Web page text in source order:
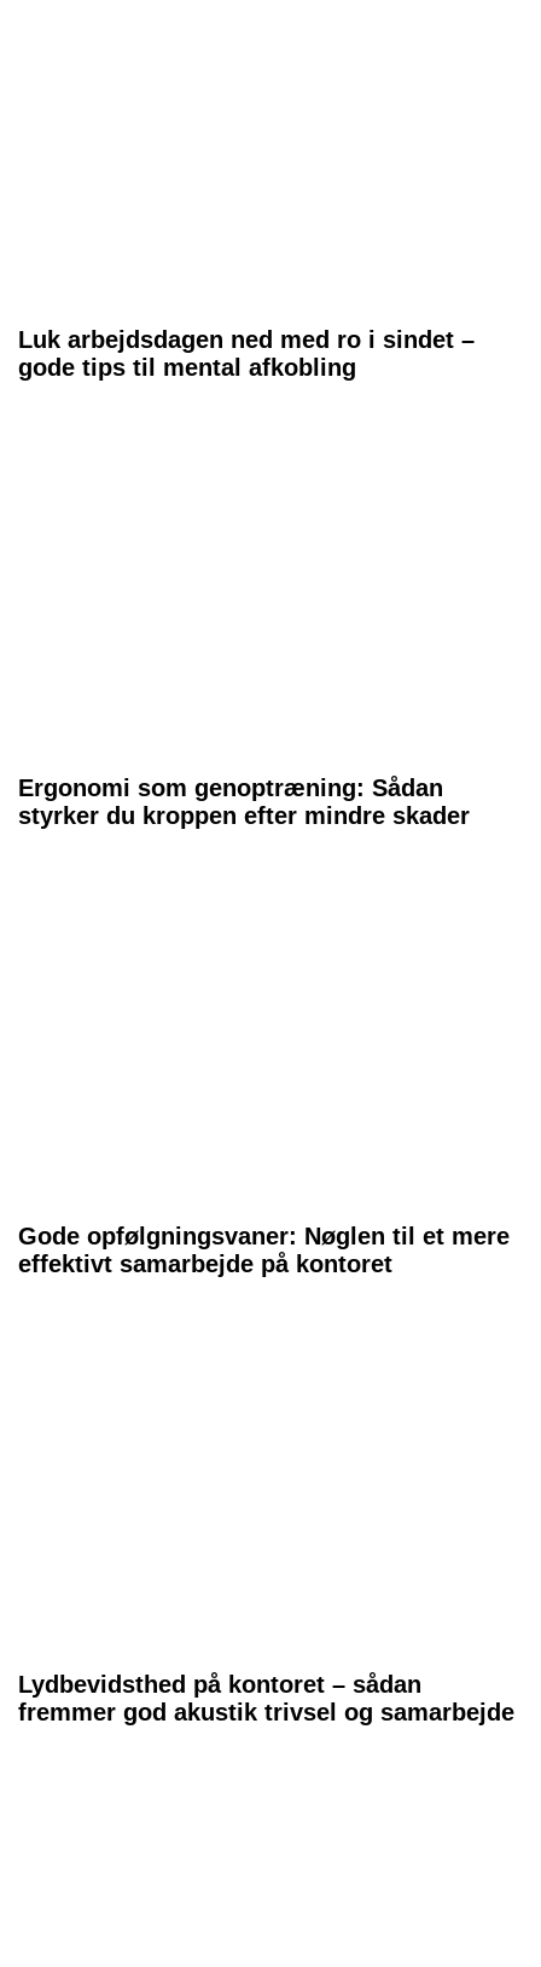
Luk arbejdsdagen ned med ro i sindet –
gode tips til mental afkobling
Ergonomi som genoptræning: Sådan
styrker du kroppen efter mindre skader
Gode opfølgningsvaner: Nøglen til et mere
effektivt samarbejde på kontoret
Lydbevidsthed på kontoret – sådan
fremmer god akustik trivsel og samarbejde